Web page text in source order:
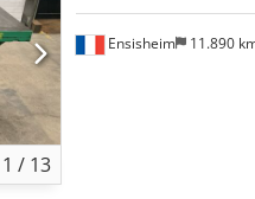
1 / 13
Ensisheim 11.890